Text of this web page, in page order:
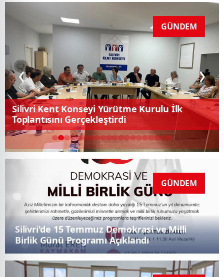
GÜNDEM
Silivri'de 15 Temmuz Demokrasi ve Milli Birlik
Günü Programı Açıklandı
GÜNDEM
Kaymakam Murat Eren, Silivri Mahalle
Muhtarlarıyla Bir Araya Geldi